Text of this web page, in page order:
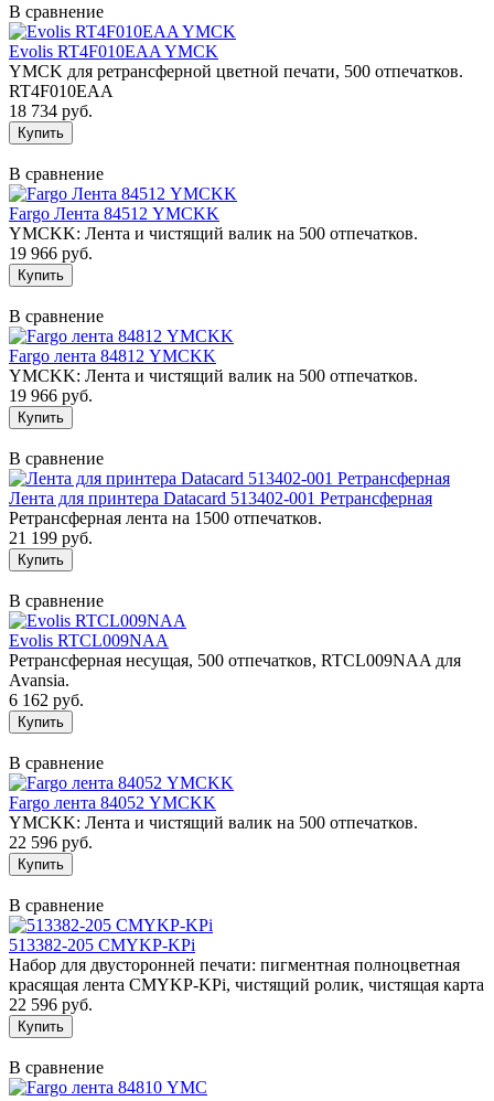
В сравнение
Evolis RT4F010EAA YMCK
YMCK для ретрансферной цветной печати, 500 отпечатков.
RT4F010EAA
18 734 руб.
В сравнение
Fargo Лента 84512 YMCKK
YMCKK: Лента и чистящий валик на 500 отпечатков.
19 966 руб.
В сравнение
Fargo лента 84812 YMCKK
YMCKK: Лента и чистящий валик на 500 отпечатков.
19 966 руб.
В сравнение
Лента для принтера Datacard 513402-001 Ретрансферная
Ретрансферная лента на 1500 отпечатков.
21 199 руб.
В сравнение
Evolis RTCL009NAA
Ретрансферная несущая, 500 отпечатков, RTCL009NAA для
Avansia.
6 162 руб.
В сравнение
Fargo лента 84052 YMCKK
YMCKK: Лента и чистящий валик на 500 отпечатков.
22 596 руб.
В сравнение
513382-205 CMYKP-KPi
Набор для двусторонней печати: пигментная полноцветная
красящая лента CMYKP-KPi, чистящий ролик, чистящая карта
22 596 руб.
В сравнение